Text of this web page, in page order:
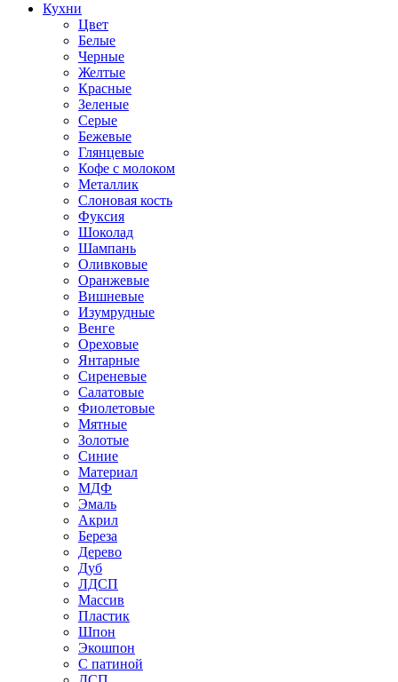
Кухни
Цвет
Белые
Черные
Желтые
Красные
Зеленые
Серые
Бежевые
Глянцевые
Кофе с молоком
Металлик
Слоновая кость
Фуксия
Шоколад
Шампань
Оливковые
Оранжевые
Вишневые
Изумрудные
Венге
Ореховые
Янтарные
Сиреневые
Салатовые
Фиолетовые
Мятные
Золотые
Синие
Материал
МДФ
Эмаль
Акрил
Береза
Дерево
Дуб
ЛДСП
Массив
Пластик
Шпон
Экошпон
С патиной